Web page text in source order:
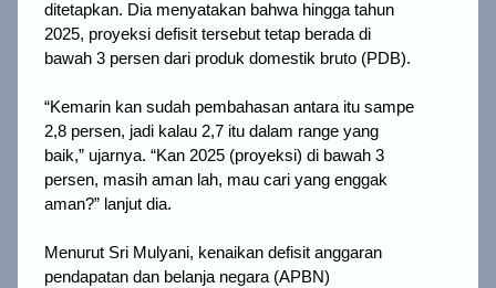
ditetapkan. Dia menyatakan bahwa hingga tahun
2025, proyeksi defisit tersebut tetap berada di
bawah 3 persen dari produk domestik bruto (PDB).
“Kemarin kan sudah pembahasan antara itu sampe
2,8 persen, jadi kalau 2,7 itu dalam range yang
baik,” ujarnya. “Kan 2025 (proyeksi) di bawah 3
persen, masih aman lah, mau cari yang enggak
aman?” lanjut dia.
Menurut Sri Mulyani, kenaikan defisit anggaran
pendapatan dan belanja negara (APBN)